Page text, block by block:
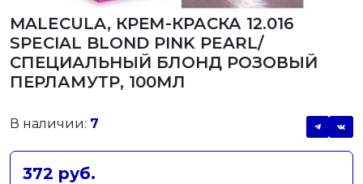
MALECULA, КРЕМ-КРАСКА 12.016
SPECIAL BLOND PINK PEARL/
СПЕЦИАЛЬНЫЙ БЛОНД РОЗОВЫЙ
ПЕРЛАМУТР, 100МЛ
В наличии: 7
372 руб.